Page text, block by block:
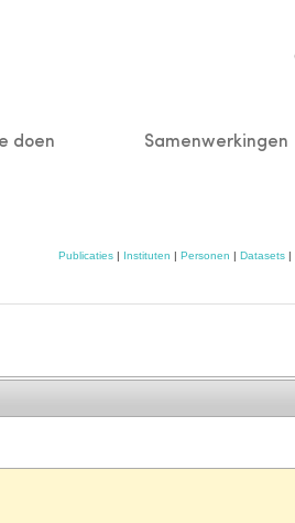
doen Samenwerkingen
Publicaties| Instituten | Personen | Datasets|